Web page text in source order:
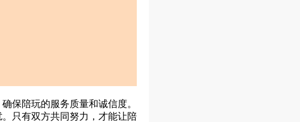
保陪玩的服务质量和诚信度。
只有双方共同努力，才能让陪